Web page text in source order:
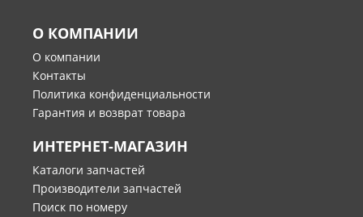
О КОМПАНИИ
О компании
Контакты
Политика конфиденциальности
Гарантия и возврат товара
ИНТЕРНЕТ-МАГАЗИН
Каталоги запчастей
Производители запчастей
Поиск по номеру